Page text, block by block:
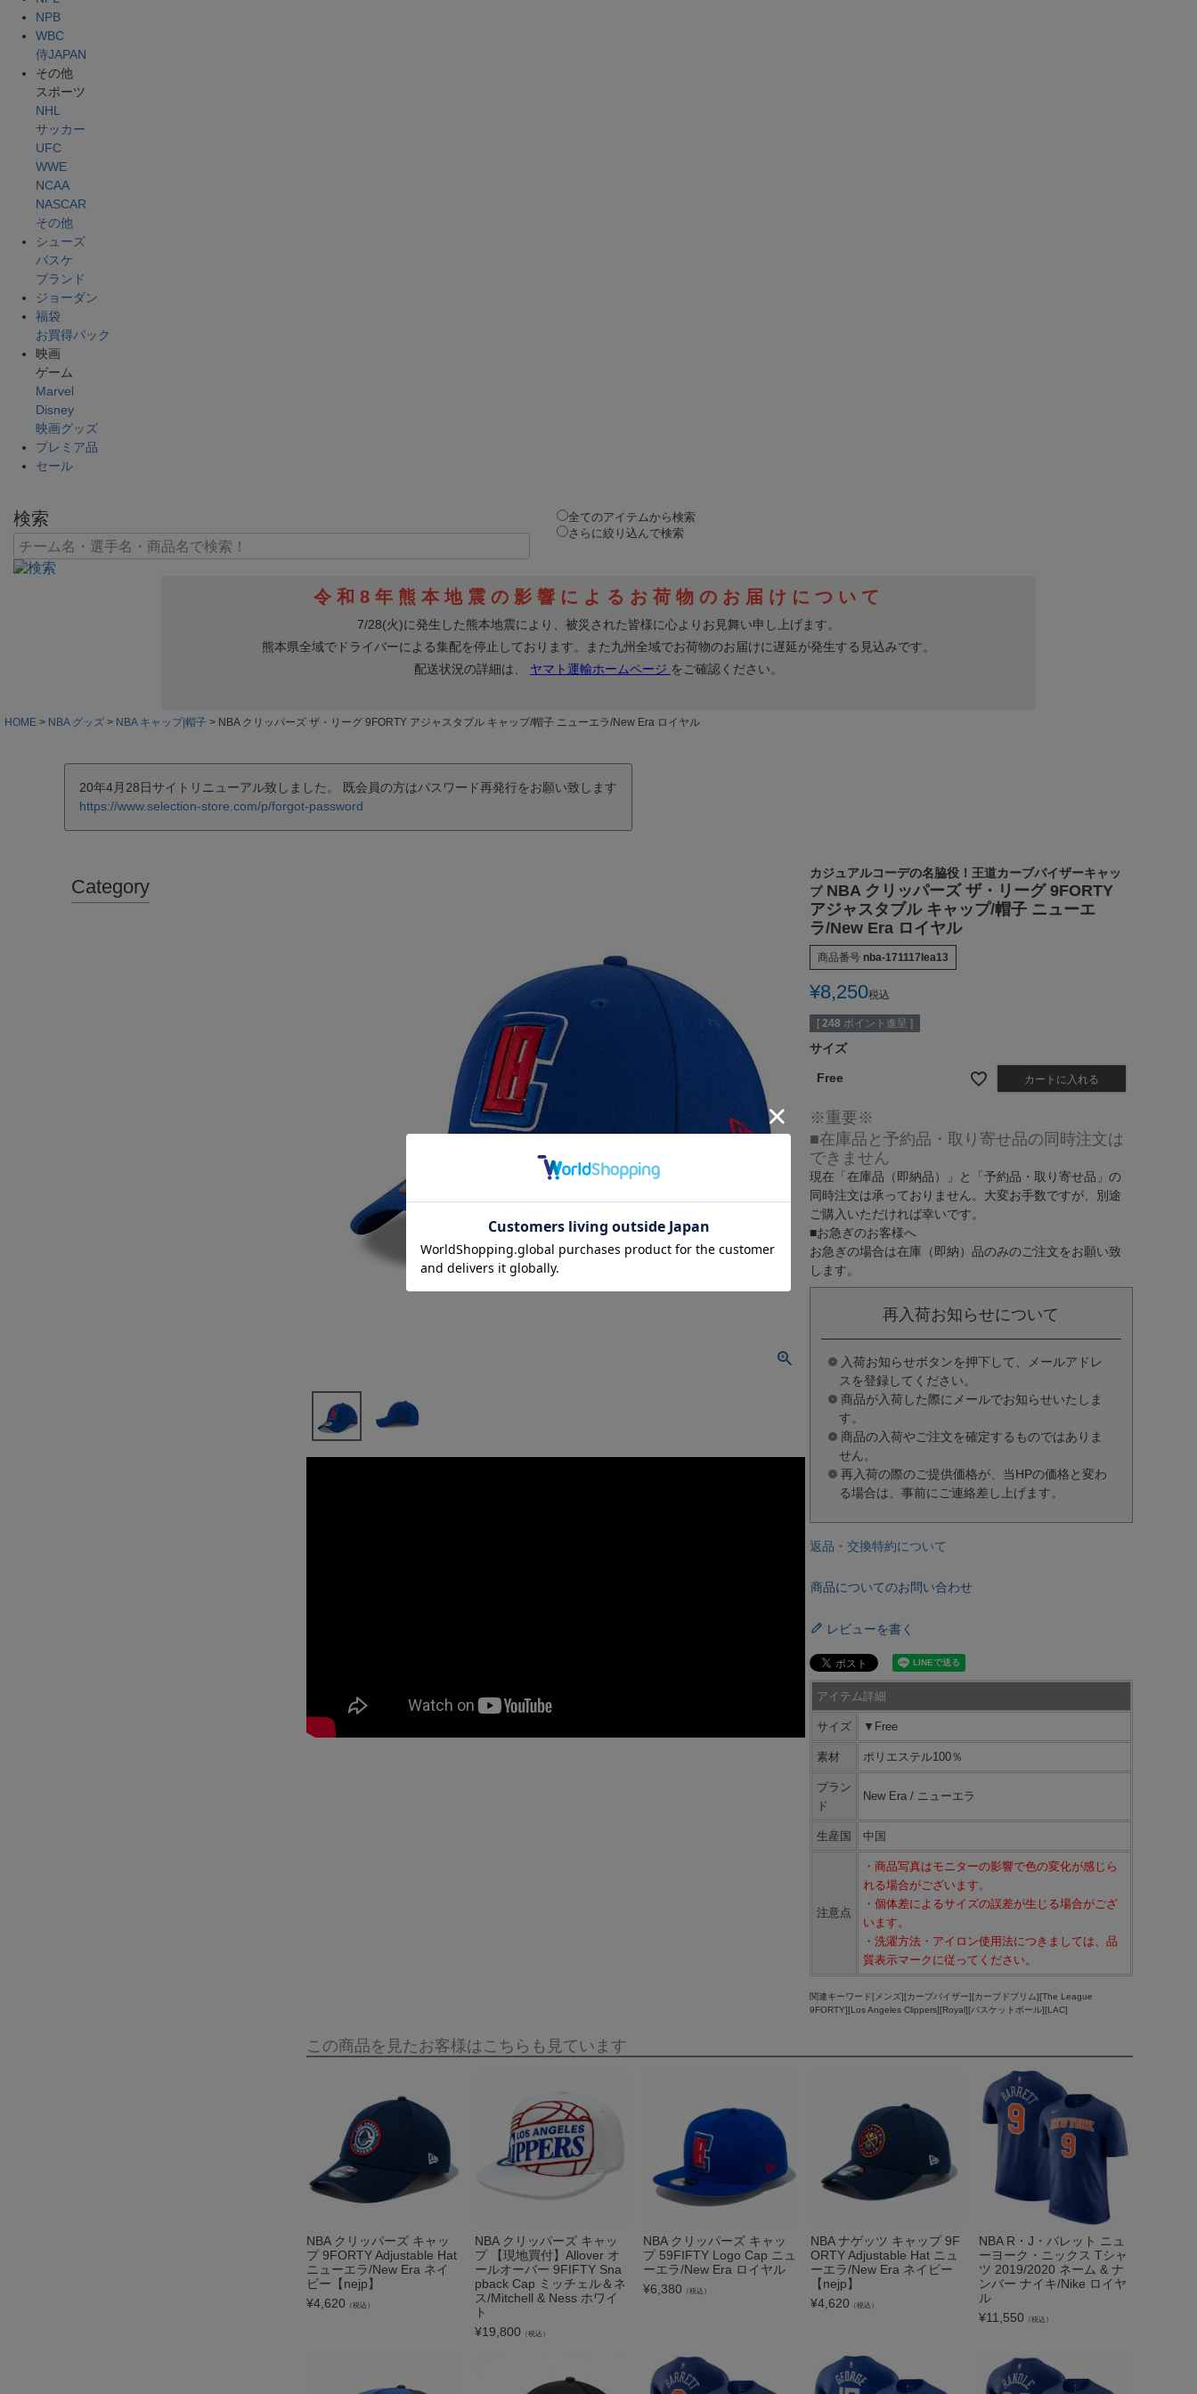
NPB
WBC
侍JAPAN
その他
スポーツ
NHL
サッカー
UFC
WWE
NCAA
NASCAR
その他
シューズ
バスケ
ブランド
ジョーダン
福袋
お買得パック
映画
ゲーム
Marvel
Disney
映画グッズ
プレミア品
セール
検索
全てのアイテムから検索
さらに絞り込んで検索
HOME NBA グッズ NBA キャップ|帽子 NBA クリッパーズ ザ・リーグ 9FORTY アジャスタブル キャップ/帽子 ニューエラ/New Era ロイヤル
20年4月28日サイトリニューアル致しました。 既会員の方はパスワード再発行をお願い致します
https://www.selection-store.com/p/forgot-password
Category
カジュアルコーデの名脇役！王道カーブバイザーキャッ
プ NBA クリッパーズ ザ・リーグ 9FORTY
アジャスタブル キャップ/帽子 ニューエ
ラ/New Era ロイヤル
商品番号 nba-171117lea13
¥8,250税込
[ 248 ポイント進呈 ]
サイズ
Free カートに入れる
※重要※
■在庫品と予約品・取り寄せ品の同時注文は
できません
現在 「在庫品（即納品）」 と 「予約品・取り寄せ品」 の
同時注文は承っておりません。大変お手数ですが、別途
ご購入いただければ幸いです。
■お急ぎのお客様へ
お急ぎの場合は在庫（即納）品のみのご注文をお願い致
します。
再入荷お知らせについて
入荷お知らせボタンを押下して、メールアドレ
スを登録してください。
商品が入荷した際にメールでお知らせいたしま
す。
商品の入荷やご注文を確定するものではありま
せん。
再入荷の際のご提供価格が、当HPの価格と変わ
る場合は、事前にご連絡差し上げます。
返品・交換特約について
商品についてのお問い合わせ
レビューを書く
アイテム詳細
サイズ ▼Free
素材 ポリエステル100％
ブラン
ド
New Era / ニューエラ
生産国 中国
注意点
・商品写真はモニターの影響で色の変化が感じら
れる場合がございます。
・個体差によるサイズの誤差が生じる場合がござ
います。
・洗濯方法・アイロン使用法につきましては、品
質表示マークに従ってください。
関連キーワード[メンズ][カーブバイザー][カーブドブリム][The League
9FORTY][Los Angeles Clippers][Royal][バスケットボール][LAC]
この商品を見たお客様はこちらも見ています
NBA クリッパーズ キャッ
プ 9FORTY Adjustable Hat
ニューエラ/New Era ネイ
ビー【nejp】
¥4,620 （税込）
NBA クリッパーズ キャッ
プ 【現地買付】Allover オ
ールオーバー 9FIFTY Sna
pback Cap ミッチェル＆ネ
ス/Mitchell & Ness ホワイ
ト
¥19,800 （税込）
NBA クリッパーズ キャッ
プ 59FIFTY Logo Cap ニュ
ーエラ/New Era ロイヤル
¥6,380 （税込）
NBA ナゲッツ キャップ 9F
ORTY Adjustable Hat ニュ
ーエラ/New Era ネイビー
【nejp】
¥4,620 （税込）
NBA R・J・バレット ニュ
ーヨーク・ニックス Tシャ
ツ 2019/2020 ネーム & ナ
ンバー ナイキ/Nike ロイヤ
ル
¥11,550 （税込）